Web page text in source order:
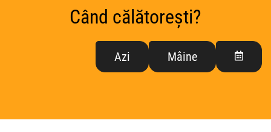
Când călătorești?
Azi Mâine